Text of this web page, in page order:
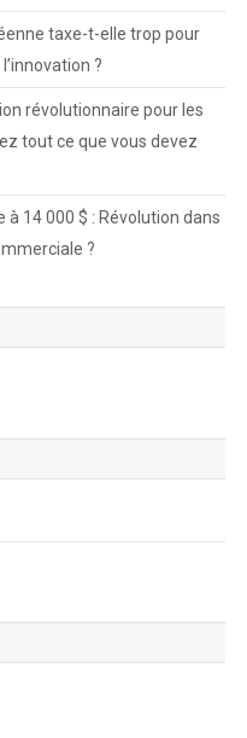
taxe-t-elle trop pour
?
révolutionnaire pour les
tout ce que vous devez
14 000 $ : Révolution dans
?